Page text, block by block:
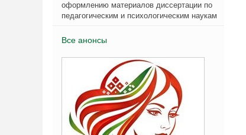
оформлению материалов диссертации по
педагогическим и психологическим наукам
Все анонсы